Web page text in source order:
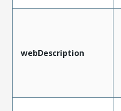
webDescription